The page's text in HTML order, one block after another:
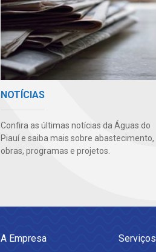
NOTÍCIAS
Confira as últimas notícias da Águas do
Piauí e saiba mais sobre abastecimento,
obras, programas e projetos.
A Empresa Serviços